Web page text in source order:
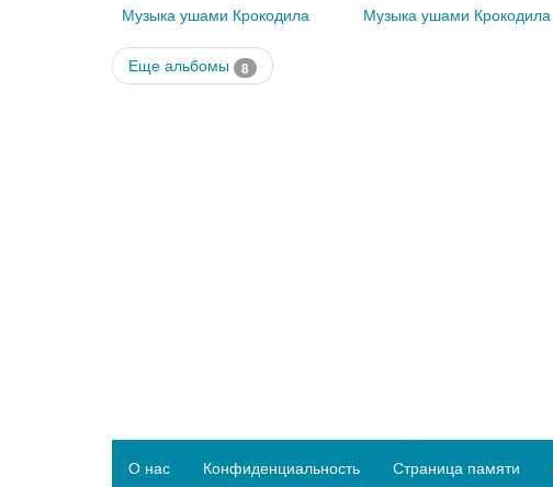
Музыка ушами Крокодила Музыка ушами Крокодила
Еще альбомы 8
О нас Конфиденциальность Страница памяти